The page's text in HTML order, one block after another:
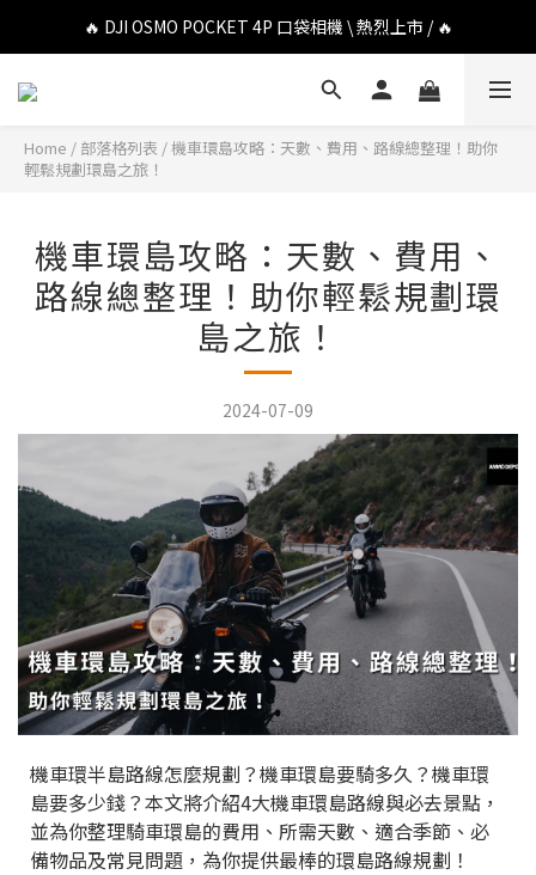
🔥 DJI OSMO POCKET 4P 口袋相機 \ 熱烈上市 / 🔥
🔥 DJI OSMO POCKET 4P 口袋相機 \ 熱烈上市 / 🔥
Home / 部落格列表 /機車環島攻略：天數、費用、路線總整理！助你
輕鬆規劃環島之旅！
機車環島攻略：天數、費用、
路線總整理！助你輕鬆規劃環
島之旅！
2024-07-09
機車環半島路線怎麼規劃？機車環島要騎多久？機車環
島要多少錢？本文將介紹4大機車環島路線與必去景點，
並為你整理騎車環島的費用、所需天數、適合季節、必
備物品及常見問題，為你提供最棒的環島路線規劃！